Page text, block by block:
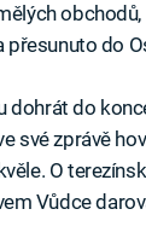
přesunuto do
do
své zprávě
O
Vůdce